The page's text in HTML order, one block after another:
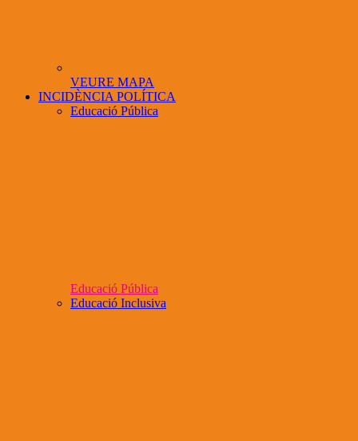
VEURE MAPA
INCIDÈNCIA POLÍTICA
Educació Pública
Educació Pública
Educació Inclusiva